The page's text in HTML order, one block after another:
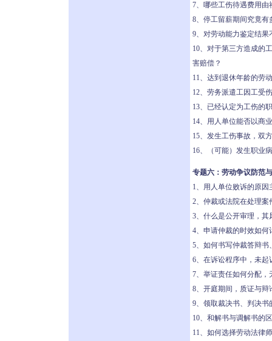
7、哪些工伤待遇费用由
8、停工留薪期间究竟
9、对劳动能力鉴定结
10、对于第三方造成的
害赔偿？
11、达到退休年龄的劳
12、劳务派遣工因工受
13、已经认定为工伤的
14、用人单位能否以商
15、发生工伤事故，双
16、（可能）发生职业
专题六：劳动争议防范
1、用人单位败诉的原因
2、仲裁或法院在处理
3、什么是公开审理，
4、申请仲裁的时效如何
5、如何书写仲裁答辩
6、在诉讼程序中，未
7、举证责任如何分配
8、开庭期间，质证与
9、领取裁决书、判决书
10、和解书与调解书的
11、如何选择劳动法律